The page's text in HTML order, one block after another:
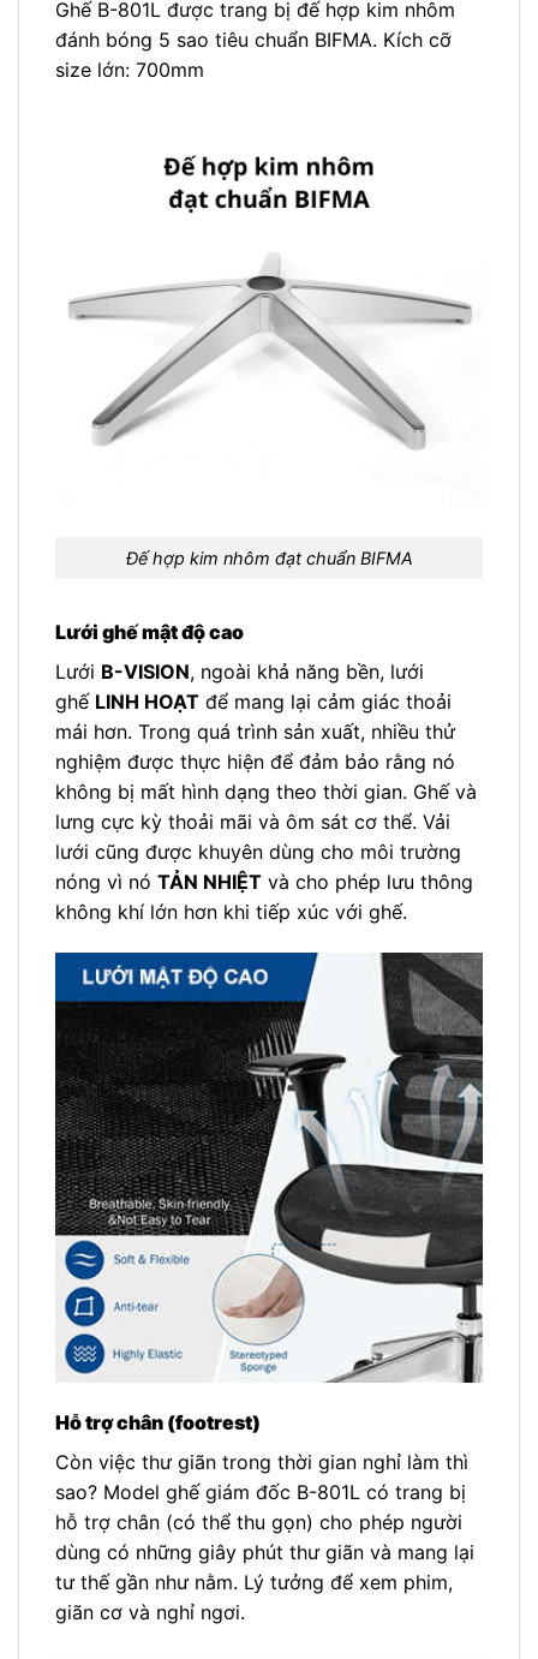
Ghế B-801L được trang bị đế hợp kim nhôm
đánh bóng 5 sao tiêu chuẩn BIFMA. Kích cỡ
size lớn: 700mm
Đế hợp kim nhôm đạt chuẩn BIFMA
Lưới ghế mật độ cao
Lưới B-VISION, ngoài khả năng bền, lưới
ghế LINH HOẠT để mang lại cảm giác thoải
mái hơn. Trong quá trình sản xuất, nhiều thử
nghiệm được thực hiện để đảm bảo rằng nó
không bị mất hình dạng theo thời gian. Ghế và
lưng cực kỳ thoải mãi và ôm sát cơ thể. Vải
lưới cũng được khuyên dùng cho môi trường
nóng vì nó TẢN NHIỆT và cho phép lưu thông
không khí lớn hơn khi tiếp xúc với ghế.
Hỗ trợ chân (footrest)
Còn việc thư giãn trong thời gian nghỉ làm thì
sao? Model ghế giám đốc B-801L có trang bị
hỗ trợ chân (có thể thu gọn) cho phép người
dùng có những giây phút thư giãn và mang lại
tư thế gần như nằm. Lý tưởng để xem phim,
giãn cơ và nghỉ ngơi.